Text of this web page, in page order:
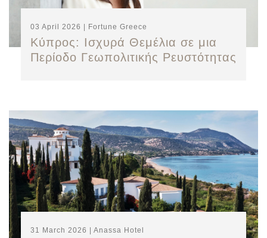
03 April 2026 | Fortune Greece
Κύπρος: Ισχυρά Θεμέλια σε μια
Περίοδο Γεωπολιτικής Ρευστότητας
31 March 2026 | Anassa Hotel